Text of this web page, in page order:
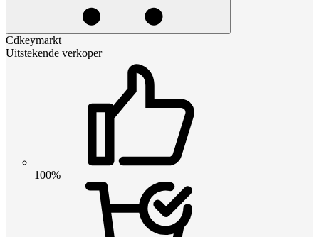
Cdkeymarkt
Uitstekende verkoper
100%